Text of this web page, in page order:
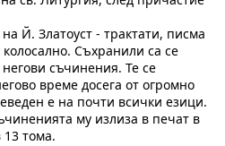
Й. Златоуст - трактати, писма
Съхранили са се
съчинения. Те се
време досега от огромно
е на почти всички езици.
му излиза в печат в
тома.